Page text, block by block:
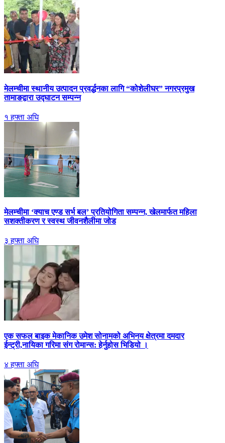
मेलम्चीमा स्थानीय उत्पादन प्रवर्द्धनका लागि “कोशेलीघर” नगरप्रमुख
तामाङद्वारा उद्घाटन सम्पन्न
१ हफ्ता अघि
मेलम्चीमा ‘क्याच एण्ड सर्भ बल’ प्रतियोगिता सम्पन्न, खेलमार्फत महिला
सशक्तीकरण र स्वस्थ जीवनशैलीमा जोड
३ हफ्ता अघि
एक सफल बाइक मेकानिक उमेश सोनामको अभिनय क्षेत्रमा दमदार
ईन्ट्री,नायिका गरिमा संग रोमान्स: हेर्नुहोस भिडियो ।
४ हफ्ता अघि